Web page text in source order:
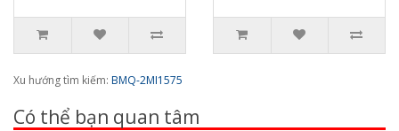
Xu hướng tìm kiếm: BMQ-2MI1575
Có thể bạn quan tâm